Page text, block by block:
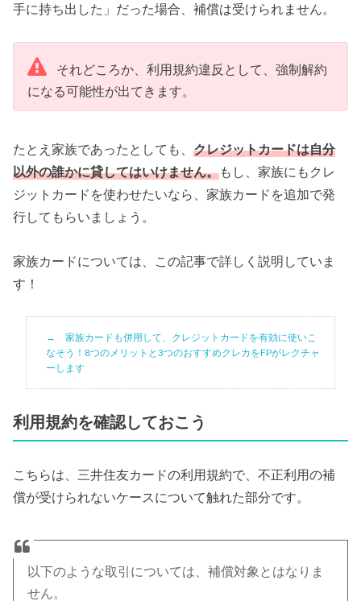
手に持ち出した」だった場合、補償は受けられません。
それどころか、利用規約違反として、強制解約
になる可能性が出てきます。
たとえ家族であったとしても、クレジットカードは自分
以外の誰かに貸してはいけません。もし、家族にもクレ
ジットカードを使わせたいなら、家族カードを追加で発
行してもらいましょう。
家族カードについては、この記事で詳しく説明していま
す！
家族カードも併用して、クレジットカードを有効に使いこ
なそう！8つのメリットと3つのおすすめクレカをFPがレクチャ
ーします
利用規約を確認しておこう
こちらは、三井住友カードの利用規約で、不正利用の補
償が受けられないケースについて触れた部分です。
以下のような取引については、補償対象とはなりま
せん。